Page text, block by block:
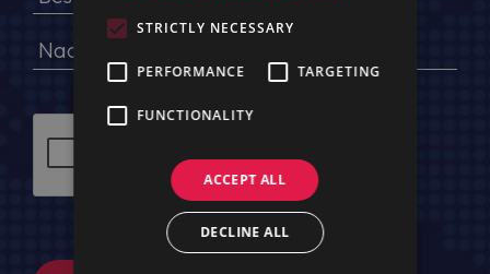
STRICTLY NECESSARY
PERFORMANCE TARGETING
FUNCTIONALITY
ACCEPT ALL
DECLINE ALL